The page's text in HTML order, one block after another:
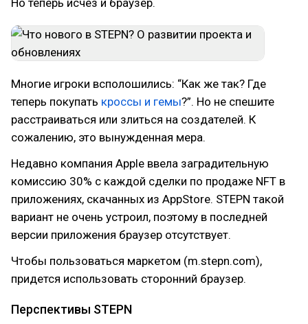
Но теперь исчез и браузер.
Многие игроки всполошились: “Как же так? Где
теперь покупать кроссы и гемы?”. Но не спешите
расстраиваться или злиться на создателей. К
сожалению, это вынужденная мера.
Недавно компания Apple ввела заградительную
комиссию 30% с каждой сделки по продаже NFT в
приложениях, скачанных из AppStore. STEPN такой
вариант не очень устроил, поэтому в последней
версии приложения браузер отсутствует.
Чтобы пользоваться маркетом (m.stepn.com),
придется использовать сторонний браузер.
Перспективы STEPN